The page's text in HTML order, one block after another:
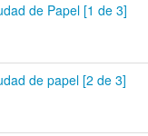
de Papel [1 de 3]
de papel [2 de 3]